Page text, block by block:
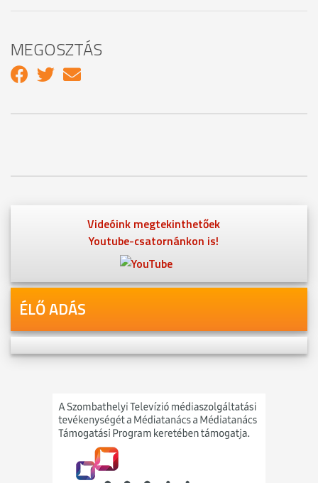
MEGOSZTÁS
Videóink megtekinthetőek
Youtube-csatornánkon is!
ÉLŐ ADÁS